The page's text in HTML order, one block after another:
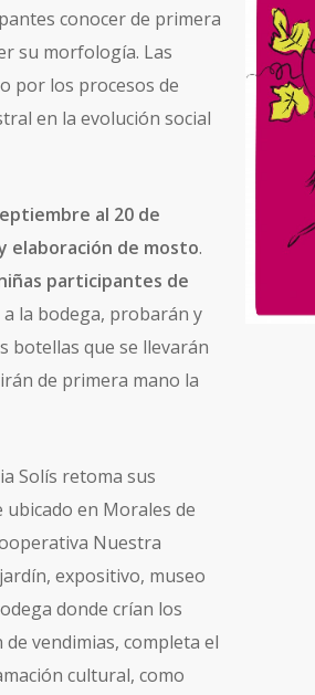
conocer de primera
su morfología. Las
por los procesos de
en la evolución social
al 20 de
elaboración de mosto.
participantes de
la bodega, probarán y
botellas que se llevarán
de primera mano la
Solís retoma sus
ubicado en Morales de
Nuestra
expositivo, museo
donde crían los
vendimias, completa el
cultural, como